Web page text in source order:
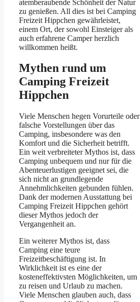
atemberaubende Schönheit der Natur
zu genießen. All dies ist bei Camping
Freizeit Hippchen gewährleistet,
einem Ort, der sowohl Einsteiger als
auch erfahrene Camper herzlich
willkommen heißt.
Mythen rund um
Camping Freizeit
Hippchen
Viele Menschen hegen Vorurteile oder
falsche Vorstellungen über das
Camping, insbesondere was den
Komfort und die Sicherheit betrifft.
Ein weit verbreiteter Mythos ist, dass
Camping unbequem und nur für die
Abenteuerlustigen geeignet sei, die
sich nicht an grundlegende
Annehmlichkeiten gebunden fühlen.
Dank der modernen Ausstattung bei
Camping Freizeit Hippchen gehört
dieser Mythos jedoch der
Vergangenheit an.
Ein weiterer Mythos ist, dass
Camping eine teure
Freizeitbeschäftigung ist. In
Wirklichkeit ist es eine der
kosteneffektivsten Möglichkeiten, um
zu reisen und Urlaub zu machen.
Viele Menschen glauben auch, dass